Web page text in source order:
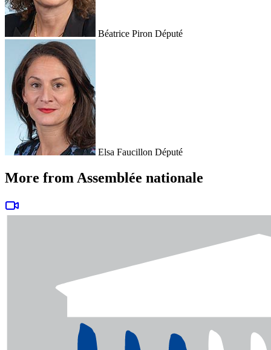
Béatrice Piron Député
Elsa Faucillon Député
More from Assemblée nationale